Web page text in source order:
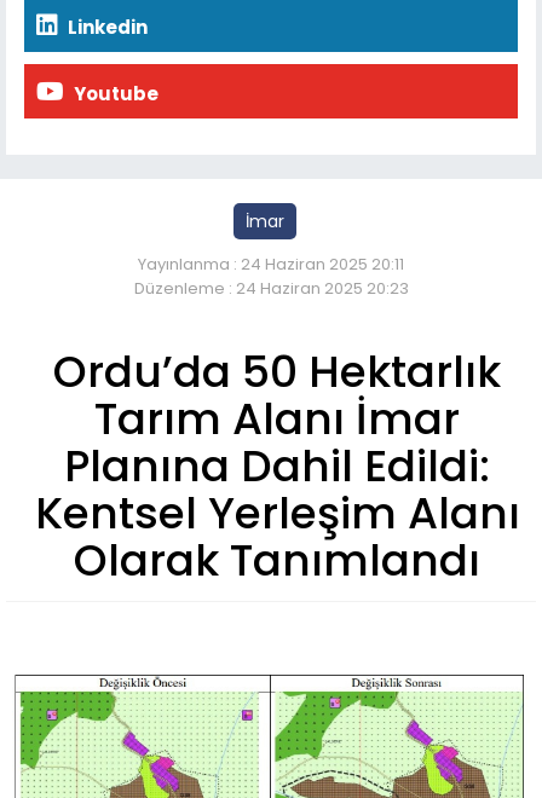
Linkedin
Youtube
İmar
Yayınlanma : 24 Haziran 2025 20:11
Düzenleme : 24 Haziran 2025 20:23
Ordu’da 50 Hektarlık
Tarım Alanı İmar
Planına Dahil Edildi:
Kentsel Yerleşim Alanı
Olarak Tanımlandı